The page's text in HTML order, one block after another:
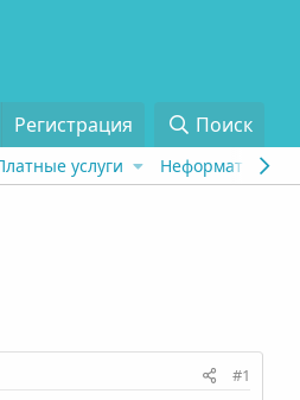
Отзывы О проекте
Регистрация Поиск
услуги Неформат
#1